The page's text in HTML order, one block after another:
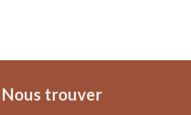
Nous trouver